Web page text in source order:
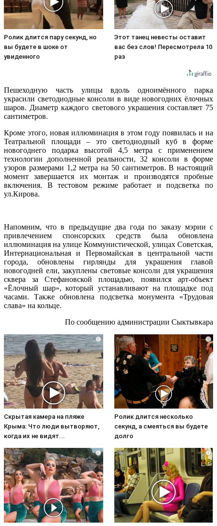
Ролик длится пару секунд, но
вы будете в шоке от
увиденного
Этот танец невесты оставит
вас без слов! Пересмотрела 10
раз
Пешеходную часть улицы вдоль одноимённого парка
украсили светодиодные консоли в виде новогодних ёлочных
шаров. Диаметр каждого светового украшения составляет 75
сантиметров.
Кроме этого, новая иллюминация в этом году появилась и на
Театральной площади – это светодиодный куб в форме
новогоднего подарка высотой 4,5 метра с применением
технологии дополненной реальности, 32 консоли в форме
узоров размерами 1,2 метра на 50 сантиметров. В настоящий
момент завершается их монтаж и производятся пробные
включения. В тестовом режиме работает и подсветка по
ул.Кирова.
Напомним, что в предыдущие два года по заказу мэрии с
привлечением спонсорских средств была обновлена
иллюминация на улице Коммунистической, улицах Советская,
Интернациональная и Первомайская в центральной части
города, обновлены гирлянды для украшения главой
новогодней ели, закуплены световые консоли для украшения
сквера за Стефановской площадью, появился арт-объект
«Ёлочный шар», который устанавливают на площадке под
часами. Также обновлена подсветка монумента «Трудовая
слава» на кольце.
По сообщению администрации Сыктывкара
i
Скрытая камера на пляже
Крыма: Что люди вытворяют,
когда их не видят...
i
Ролик длится несколько
секунд, а смеяться вы будете
долго
i i